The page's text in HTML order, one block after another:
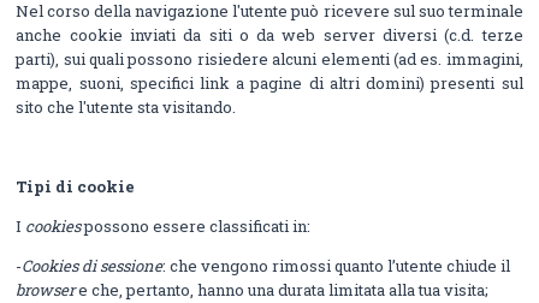
Nel corso della navigazione l'utente può ricevere sul suo terminale
anche cookie inviati da siti o da web server diversi (c.d. terze
parti), sui quali possono risiedere alcuni elementi (ad es. immagini,
mappe, suoni, specifici link a pagine di altri domini) presenti sul
sito che l'utente sta visitando.
Tipi di cookie
I cookiespossono essere classificati in:
-Cookies di sessione: che vengono rimossi quanto l’utente chiude il
browsere che, pertanto, hanno una durata limitata alla tua visita;